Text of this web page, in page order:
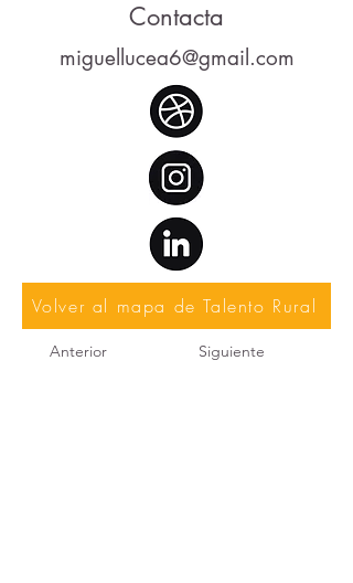
Contacta
miguellucea6@gmail.com
Volver al mapa de Talento Rural
Anterior Siguiente